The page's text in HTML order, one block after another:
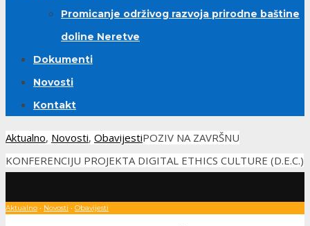
Promicanje održivog razvoja prirodne baštine
doline Neretve
Dokumenti
Novosti
Kontakt
Aktualno, Novosti, ObavijestiPOZIV NA ZAVRŠNU
KONFERENCIJU PROJEKTA DIGITAL ETHICS CULTURE (D.E.C.)
Aktualno • Novosti • Obavijesti